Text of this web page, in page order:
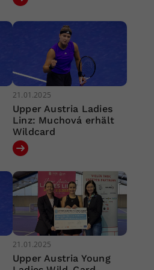
21.01.2025
Upper Austria Ladies
Linz: Muchová erhält
Wildcard
21.01.2025
Upper Austria Young